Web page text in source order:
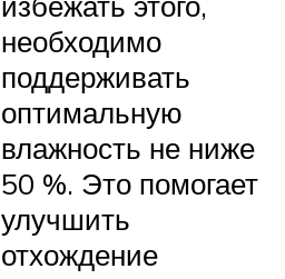
необходимо
поддерживать
оптимальную
влажность не ниже
50 %. Это помогает
улучшить
отхождение